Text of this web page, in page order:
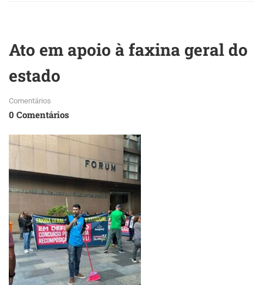
Ato em apoio à faxina geral do
estado
Comentários
0 Comentários